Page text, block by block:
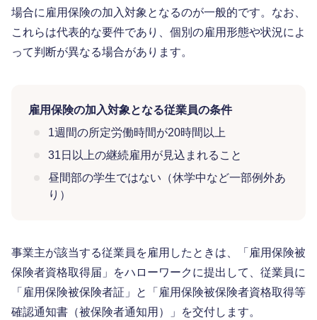
場合に雇用保険の加入対象となるのが一般的です。なお、
これらは代表的な要件であり、個別の雇用形態や状況によ
って判断が異なる場合があります。
雇用保険の加入対象となる従業員の条件
1週間の所定労働時間が20時間以上
31日以上の継続雇用が見込まれること
昼間部の学生ではない（休学中など一部例外あ
り）
事業主が該当する従業員を雇用したときは、「雇用保険被
保険者資格取得届」をハローワークに提出して、従業員に
「雇用保険被保険者証」と「雇用保険被保険者資格取得等
確認通知書（被保険者通知用）」を交付します。